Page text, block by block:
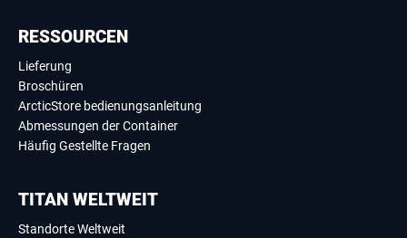
RESSOURCEN
Lieferung
Broschüren
ArcticStore bedienungsanleitung
Abmessungen der Container
Häufig Gestellte Fragen
TITAN WELTWEIT
Standorte Weltweit